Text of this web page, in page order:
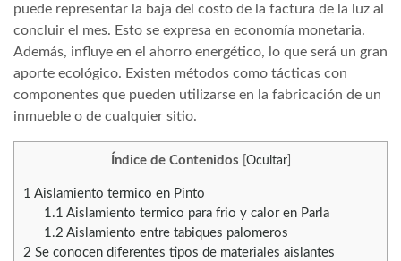
puede representar la baja del costo de la factura de la luz al
concluir el mes. Esto se expresa en economía monetaria.
Además, influye en el ahorro energético, lo que será un gran
aporte ecológico. Existen métodos como tácticas con
componentes que pueden utilizarse en la fabricación de un
inmueble o de cualquier sitio.
Índice de Contenidos Ocultar]
1 Aislamiento termico en Pinto
1.1 Aislamiento termico para frio y calor en Parla
1.2 Aislamiento entre tabiques palomeros
2 Se conocen diferentes tipos de materiales aislantes